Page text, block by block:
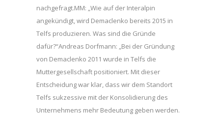
nachgefragt.MM: „Wie auf der Interalpin
angekündigt, wird Demaclenko bereits 2015 in
Telfs produzieren. Was sind die Gründe
dafür?“Andreas Dorfmann: „Bei der Gründung
von Demaclenko 2011 wurde in Telfs die
Muttergesellschaft positioniert. Mit dieser
Entscheidung war klar, dass wir dem Standort
Telfs sukzessive mit der Konsolidierung des
Unternehmens mehr Bedeutung geben werden.